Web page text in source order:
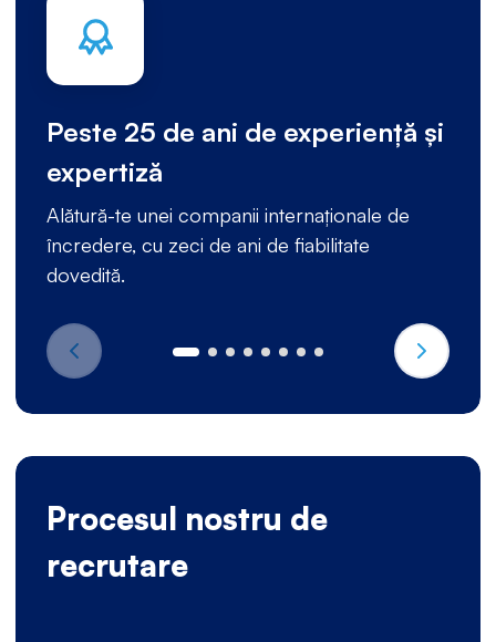
Peste 25 de ani de experiență și
expertiză
Alătură-te unei companii internaționale de
încredere, cu zeci de ani de fiabilitate
dovedită.
Procesul nostru de
recrutare